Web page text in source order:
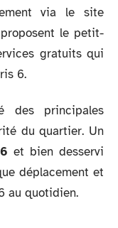
via le site
le petit-
gratuits qui
6.
des principales
du quartier. Un
et bien desservi
déplacement et
au quotidien.